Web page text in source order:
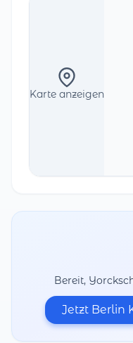
Karte anzeigen
Bereit,
Jetzt Berlin